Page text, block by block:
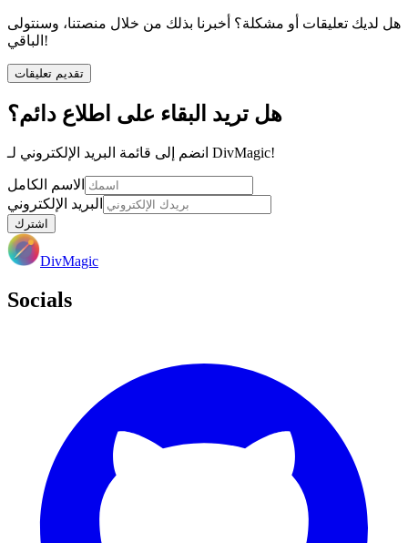
هل لديك تعليقات أو مشكلة؟ أخبرنا بذلك من خلال منصتنا، وسنتولى
الباقي!
تقديم تعليقات
هل تريد البقاء على اطلاع دائم؟
انضم إلى قائمة البريد الإلكتروني لـ DivMagic!
الاسم الكامل
البريد الإلكتروني
اشترك
DivMagic
Socials